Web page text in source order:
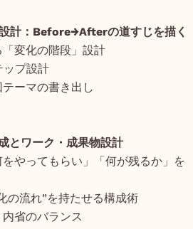
設計：Before→Afterの道すじを描く
変化の階段」設計
プ設計
ーマの書き出し
とワーク・成果物設計
やってもらい」「何が残るか」を
の流れ”を持たせる構成術
省のバランス